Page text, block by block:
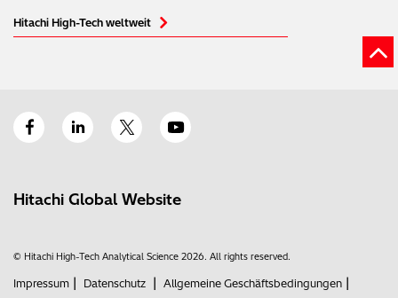
Hitachi High-Tech weltweit
Hitachi Global Website
© Hitachi High-Tech Analytical Science 2026. All rights reserved.
Impressum | Datenschutz | Allgemeine Geschäftsbedingungen |